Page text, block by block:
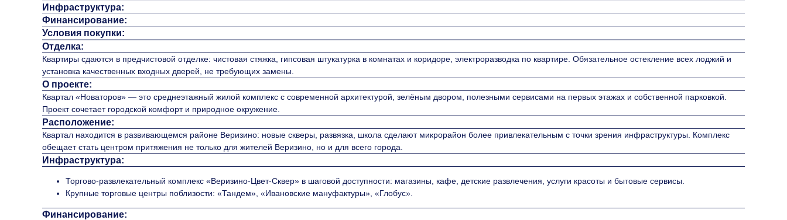
Инфраструктура:
Финансирование:
Условия покупки:
Отделка:
Квартиры сдаются в предчистовой отделке: чистовая стяжка, гипсовая штукатурка в комнатах и коридоре, электроразводка по квартире. Обязательное остекление всех лоджий и
установка качественных входных дверей, не требующих замены.
О проекте:
Квартал «Новаторов» — это среднеэтажный жилой комплекс с современной архитектурой, зелёным двором, полезными сервисами на первых этажах и собственной парковкой.
Проект сочетает городской комфорт и природное окружение.
Расположение:
Квартал находится в развивающемся районе Веризино: новые скверы, развязка, школа сделают микрорайон более привлекательным с точки зрения инфраструктуры. Комплекс
обещает стать центром притяжения не только для жителей Веризино, но и для всего города.
Инфраструктура:
Торгово-развлекательный комплекс «Веризино-Цвет-Сквер» в шаговой доступности: магазины, кафе, детские развлечения, услуги красоты и бытовые сервисы.
Крупные торговые центры поблизости: «Тандем», «Ивановские мануфактуры», «Глобус».
Финансирование: